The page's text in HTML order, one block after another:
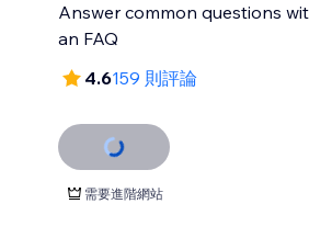
Answer common questions
an FAQ
4.6159 則評論
需要進階網站